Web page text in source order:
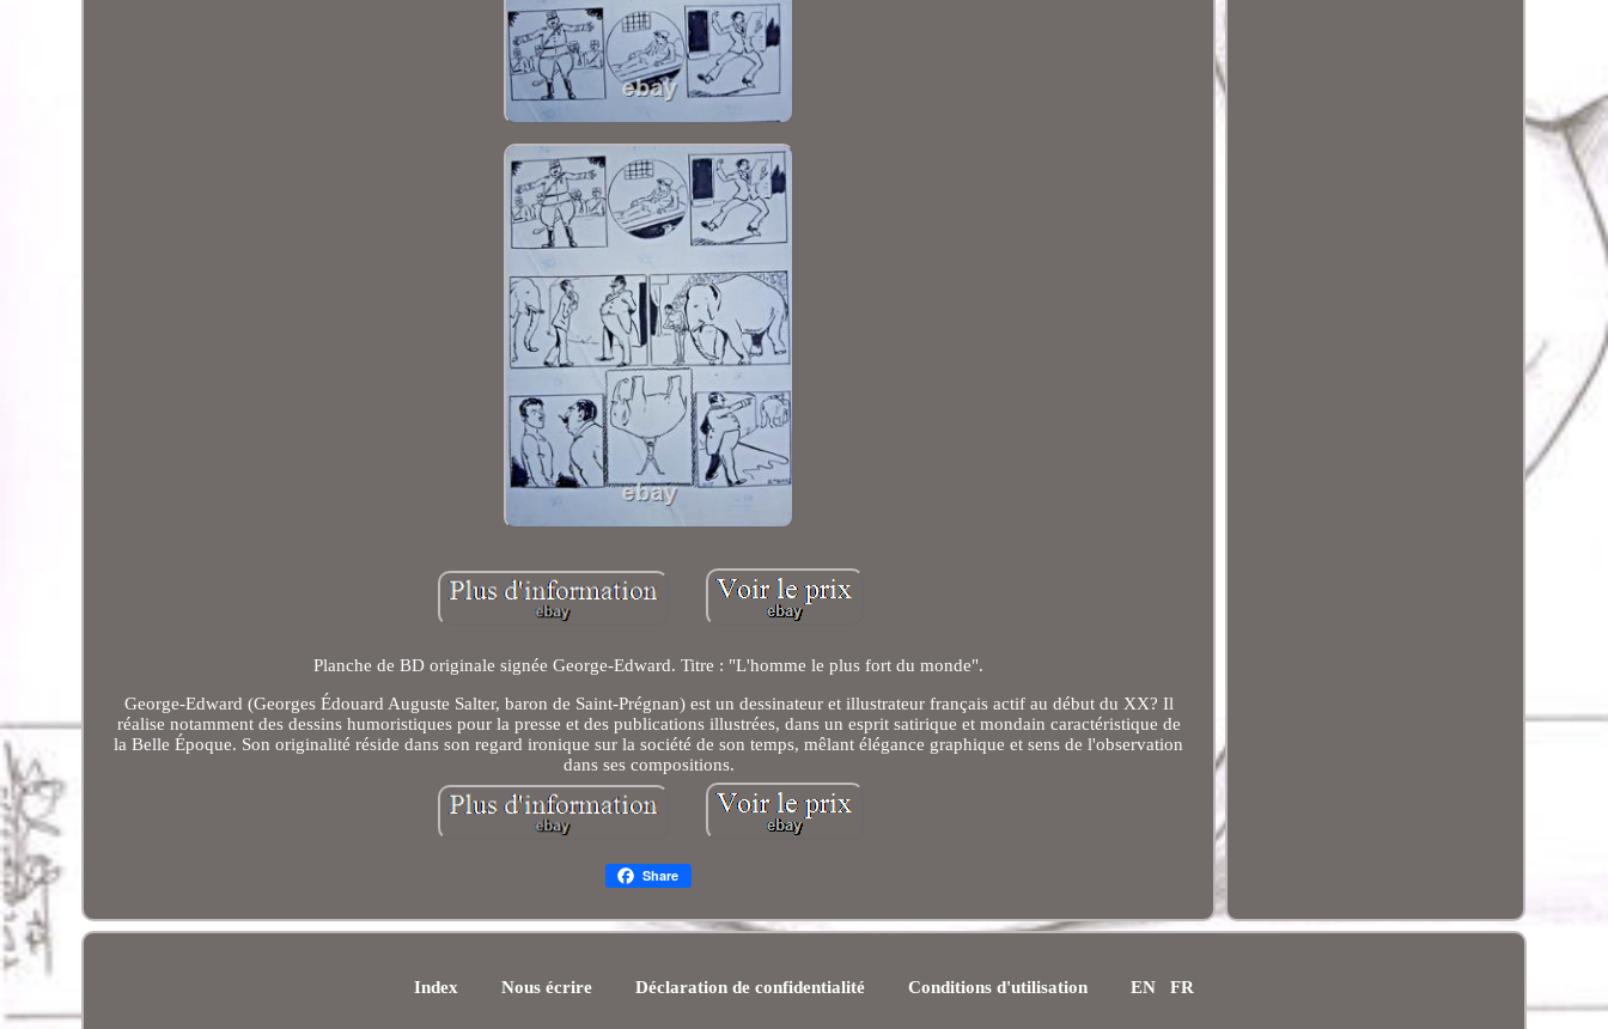
Planche de BD originale signée George-Edward. Titre : "L'homme le plus fort du monde".
George-Edward (Georges Édouard Auguste Salter, baron de Saint-Prégnan) est un dessinateur et illustrateur français actif au début du XX? Il
réalise notamment des dessins humoristiques pour la presse et des publications illustrées, dans un esprit satirique et mondain caractéristique de
la Belle Époque. Son originalité réside dans son regard ironique sur la société de son temps, mêlant élégance graphique et sens de l'observation
dans ses compositions.
Share
Index Nous écrire Déclaration de confidentialité Conditions d'utilisation EN FR